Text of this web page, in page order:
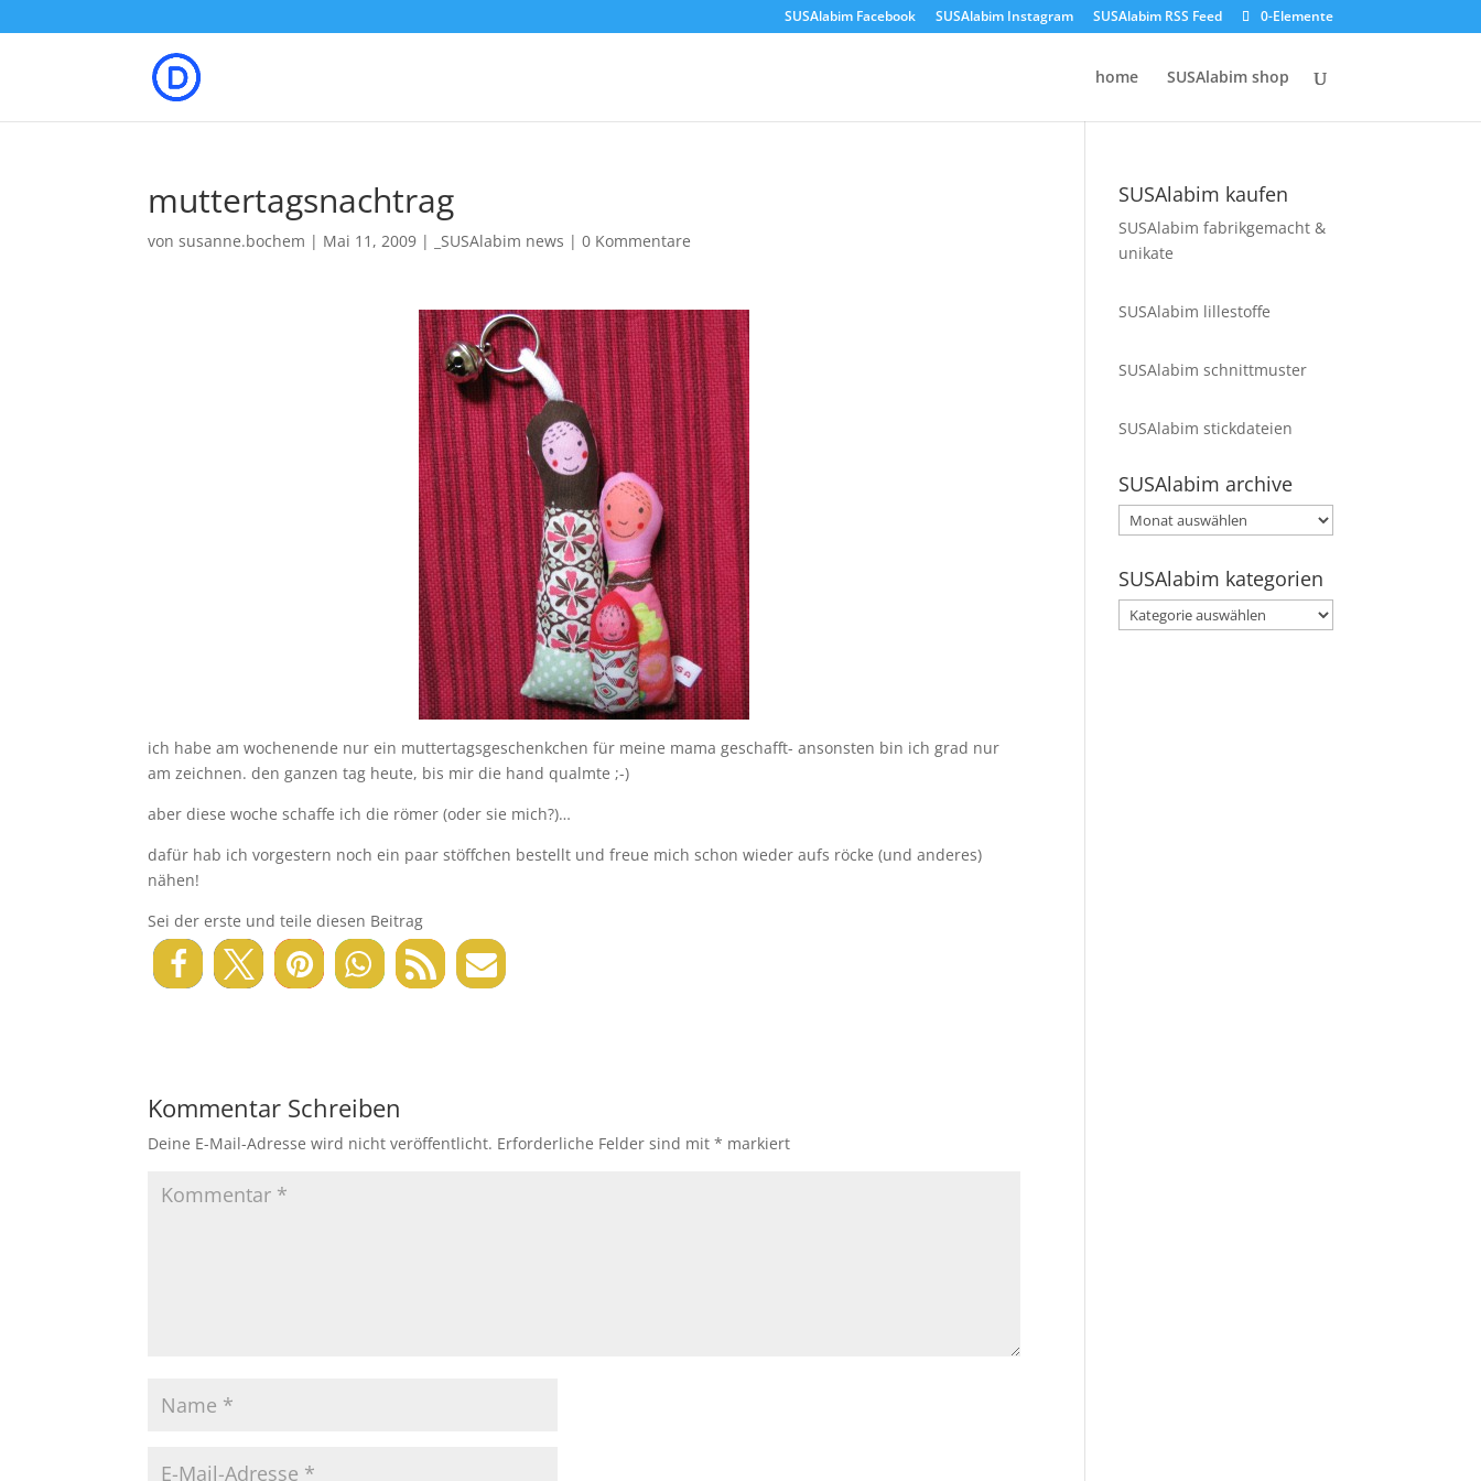
SUSAlabim Facebook SUSAlabim Instagram SUSAlabim RSS Feed 0-Elemente
home SUSAlabim shop
muttertagsnachtrag
vonsusanne.bochem | Mai 11, 2009 | _SUSAlabim news |0 Kommentare
ich habe am wochenende nur ein muttertagsgeschenkchen für meine mama geschafft- ansonsten bin ich grad nur
am zeichnen. den ganzen tag heute, bis mir die hand qualmte ;-)
aber diese woche schaffe ich die römer (oder sie mich?)…
dafür hab ich vorgestern noch ein paar stöffchen bestellt und freue mich schon wieder aufs röcke (und anderes)
nähen!
Sei der erste und teile diesen Beitrag
Kommentar Schreiben
Deine E-Mail-Adresse wird nicht veröffentlicht. Erforderliche Felder sind mit* markiert
SUSAlabim kaufen
SUSAlabim fabrikgemacht &
unikate
SUSAlabim lillestoffe
SUSAlabim schnittmuster
SUSAlabim stickdateien
SUSAlabim archive
SUSAlabim
archive
SUSAlabim kategorien
SUSAlabim
kategorien